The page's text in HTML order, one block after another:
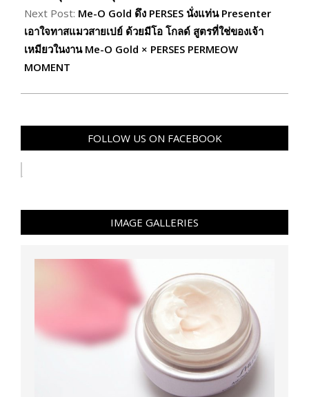
Next Post: Me-O Gold ดึง PERSES นั่งแท่น Presenter
เอาใจทาสแมวสายเปย์ ด้วยมีโอ โกลด์ สูตรที่ใช่ของเจ้า
เหมียวในงาน Me-O Gold × PERSES PERMEOW
MOMENT
FOLLOW US ON FACEBOOK
IMAGE GALLERIES